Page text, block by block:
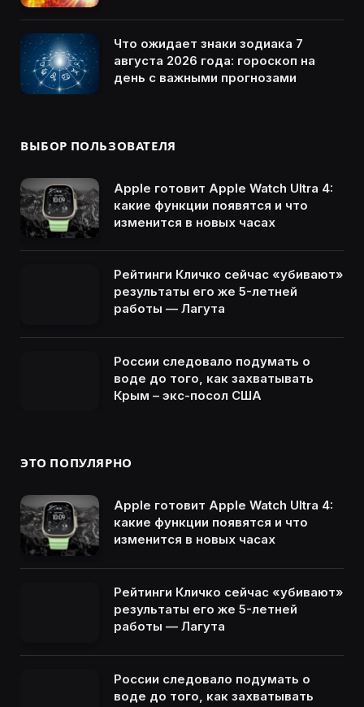
Что ожидает знаки зодиака 7
августа 2026 года: гороскоп на
день с важными прогнозами
ВЫБОР ПОЛЬЗОВАТЕЛЯ
Apple готовит Apple Watch Ultra 4:
какие функции появятся и что
изменится в новых часах
Рейтинги Кличко сейчас «убивают»
результаты его же 5-летней
работы — Лагута
России следовало подумать о
воде до того, как захватывать
Крым – экс-посол США
ЭТО ПОПУЛЯРНО
Apple готовит Apple Watch Ultra 4:
какие функции появятся и что
изменится в новых часах
Рейтинги Кличко сейчас «убивают»
результаты его же 5-летней
работы — Лагута
России следовало подумать о
воде до того, как захватывать